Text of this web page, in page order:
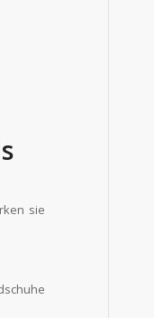
sie